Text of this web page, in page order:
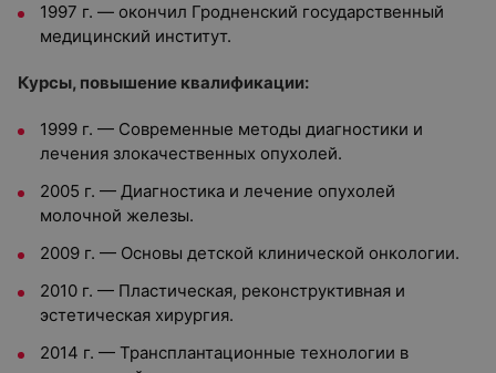
1997 г. — окончил Гродненский государственный
медицинский институт.
Курсы, повышение квалификации:
1999 г. — Современные методы диагностики и
лечения злокачественных опухолей.
2005 г. — Диагностика и лечение опухолей
молочной железы.
2009 г. — Основы детской клинической онкологии.
2010 г. — Пластическая, реконструктивная и
эстетическая хирургия.
2014 г. — Трансплантационные технологии в